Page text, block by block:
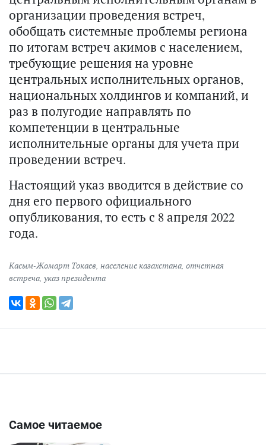
организации проведения встреч,
обобщать системные проблемы региона
по итогам встреч акимов с населением,
требующие решения на уровне
центральных исполнительных органов,
национальных холдингов и компаний, и
раз в полугодие направлять по
компетенции в центральные
исполнительные органы для учета при
проведении встреч.
Настоящий указ вводится в действие со
дня его первого официального
опубликования, то есть с 8 апреля 2022
года.
Касым-Жомарт Токаев население казахстана отчетная
встреча указ президента
Самое читаемое